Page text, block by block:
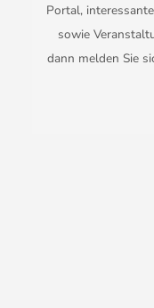
Portal,
sowie
dann melden Sie